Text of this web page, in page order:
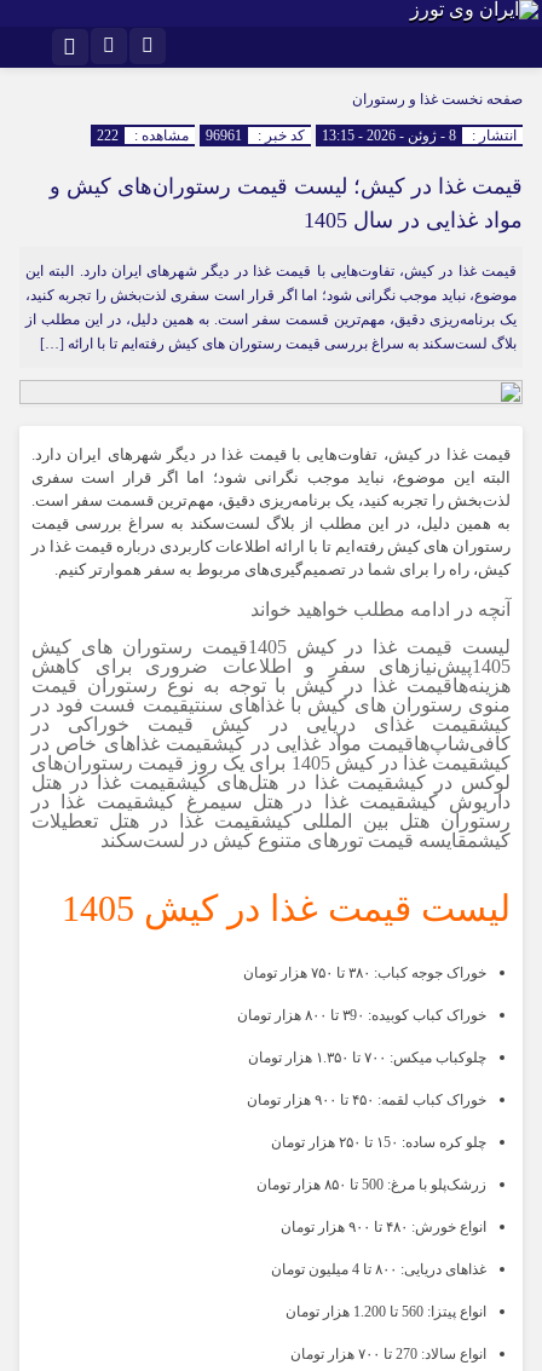
اینستاگرام
صفحه نخست غذا و رستوران
انتشار : 8 - ژوئن - 2026 - 13:15 کد خبر : 96961 مشاهده : 222
قیمت غذا در کیش؛ لیست قیمت رستوران‌های کیش و
مواد غذایی در سال 1405
قیمت غذا در کیش، تفاوت‌هایی با قیمت غذا در دیگر شهرهای ایران دارد. البته این
موضوع، نباید موجب نگرانی شود؛ اما اگر قرار است سفری لذت‌بخش را تجربه کنید،
یک برنامه‌ریزی دقیق، مهم‌ترین قسمت سفر است. به همین دلیل، در این مطلب از
بلاگ لست‌سکند به سراغ بررسی قیمت رستوران های کیش رفته‌ایم تا با ارائه […]
قیمت غذا در کیش، تفاوت‌هایی با قیمت غذا در دیگر شهرهای ایران دارد.
البته این موضوع، نباید موجب نگرانی شود؛ اما اگر قرار است سفری
لذت‌بخش را تجربه کنید، یک برنامه‌ریزی دقیق، مهم‌ترین قسمت سفر است.
به همین دلیل، در این مطلب از بلاگ لست‌سکند به سراغ بررسی قیمت
رستوران های کیش رفته‌ایم تا با ارائه اطلاعات کاربردی درباره قیمت غذا در
کیش، راه را برای شما در تصمیم‌گیری‌های مربوط به سفر هموارتر کنیم.
آنچه در ادامه مطلب خواهید خواند
لیست قیمت غذا در کیش 1405قیمت رستوران های کیش
1405پیش‌نیازهای سفر و اطلاعات ضروری برای کاهش
هزینه‌هاقیمت غذا در کیش با توجه به نوع رستوران قیمت
منوی رستوران های کیش با غذاهای سنتیقیمت فست فود در
کیشقیمت غذای دریایی در کیش قیمت خوراکی در
کافی‌شاپ‌هاقیمت مواد غذایی در کیشقیمت غذاهای خاص در
کیشقیمت غذا در کیش 1405 برای یک روز قیمت رستوران‌های
لوکس در کیشقیمت غذا در هتل‌های کیشقیمت غذا در هتل
داریوش کیشقیمت غذا در هتل سیمرغ کیشقیمت غذا در
رستوران هتل بین المللی کیشقیمت غذا در هتل تعطیلات
کیشمقایسه قیمت تورهای متنوع کیش در لست‌سکند
لیست قیمت غذا در کیش 1405
خوراک جوجه کباب: ۳۸۰ تا ۷۵۰ هزار تومان
خوراک کباب کوبیده: ۳9۰ تا ۸۰۰ هزار تومان
چلوکباب میکس: ۷۰۰ تا ۱.۳۵۰ هزار تومان
خوراک کباب لقمه: ۴۵۰ تا ۹۰۰ هزار تومان
چلو کره ساده: ۱5۰ تا ۲۵۰ هزار تومان
زرشک‌پلو با مرغ: 500 تا ۸۵۰ هزار تومان
انواع خورش: ۴۸۰ تا ۹۰۰ هزار تومان
غذاهای دریایی: ۸۰۰ تا 4 میلیون تومان
انواع پیتزا: 560 تا 1.200 هزار تومان
انواع سالاد: 270 تا ۷۰۰ هزار تومان